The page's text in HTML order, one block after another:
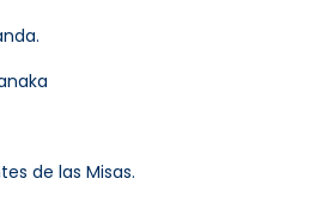
de las Misas.